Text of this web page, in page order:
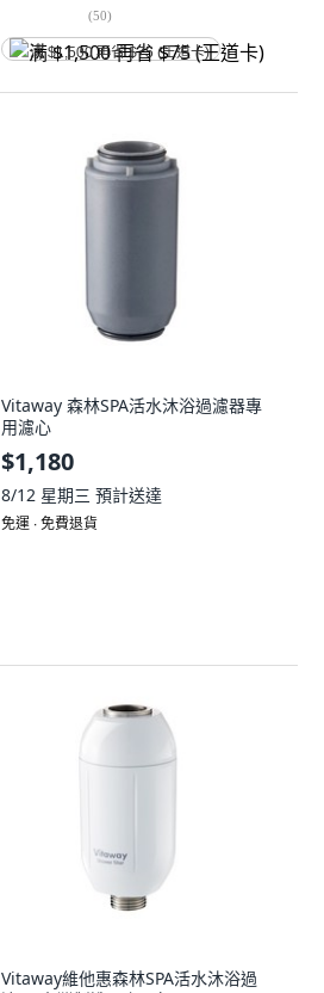
(50)
满 $1,500 再省 $75 (王道卡)
Vitaway 森林SPA活水沐浴過濾器專
用濾心
$1,180
8/12 星期三 預計送達
免運 ∙ 免費退貨
Vitaway維他惠森林SPA活水沐浴過